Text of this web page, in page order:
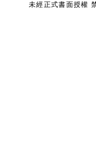
未經正式書面授權